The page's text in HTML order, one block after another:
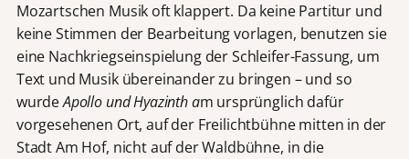
Mozartschen Musik oft klappert. Da keine Partitur und
keine Stimmen der Bearbeitung vorlagen, benutzen sie
eine Nachkriegseinspielung der Schleifer-Fassung, um
Text und Musik übereinander zu bringen – und so
wurdeApollo und Hyazinth am ursprünglich dafür
vorgesehenen Ort, auf der Freilichtbühne mitten in der
Stadt Am Hof, nicht auf der Waldbühne, in die